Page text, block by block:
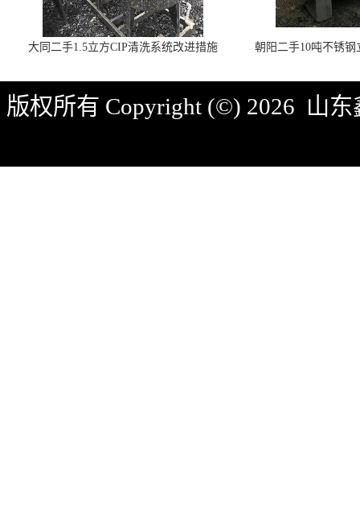
大同二手1.5立方CIP清洗系统改进措施 朝阳二手10吨不锈
版权所有 Copyright (©) 2026 山